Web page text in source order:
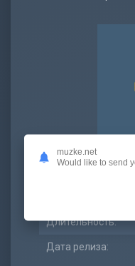
Длительность:
Дата релиза:
muzke.net
Would like to send